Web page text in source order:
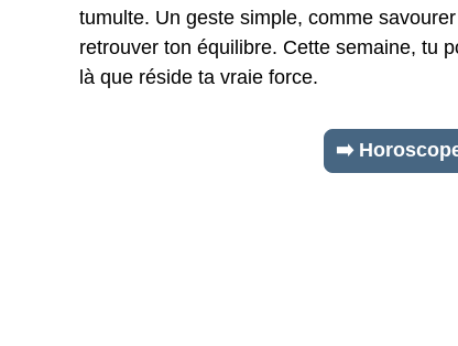
tumulte. Un geste simple, comme
retrouver ton équilibre. Cette semaine, tu
là que réside ta vraie force.
➡️